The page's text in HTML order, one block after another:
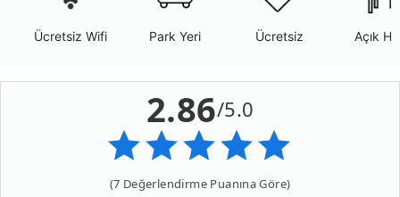
Ücretsiz Wifi Park Yeri Ücretsiz Açık
2.86/5.0
(7 Değerlendirme Puanına Göre)